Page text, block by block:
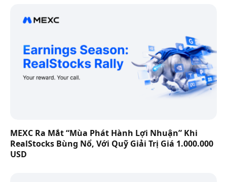
MEXC Ra Mắt “Mùa Phát Hành Lợi Nhuận” Khi
RealStocks Bùng Nổ, Với Quỹ Giải Trị Giá 1.000.000
USD